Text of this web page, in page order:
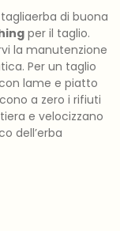
di buona
per il taglio.
la manutenzione
Per un taglio
lame e piatto
a zero i rifiuti
e velocizzano
dell’erba